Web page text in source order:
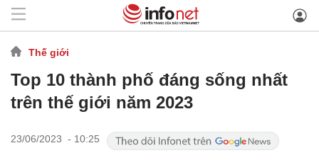
Thế giới
Top 10 thành phố đáng sống nhất
trên thế giới năm 2023
23/06/2023 - 10:25